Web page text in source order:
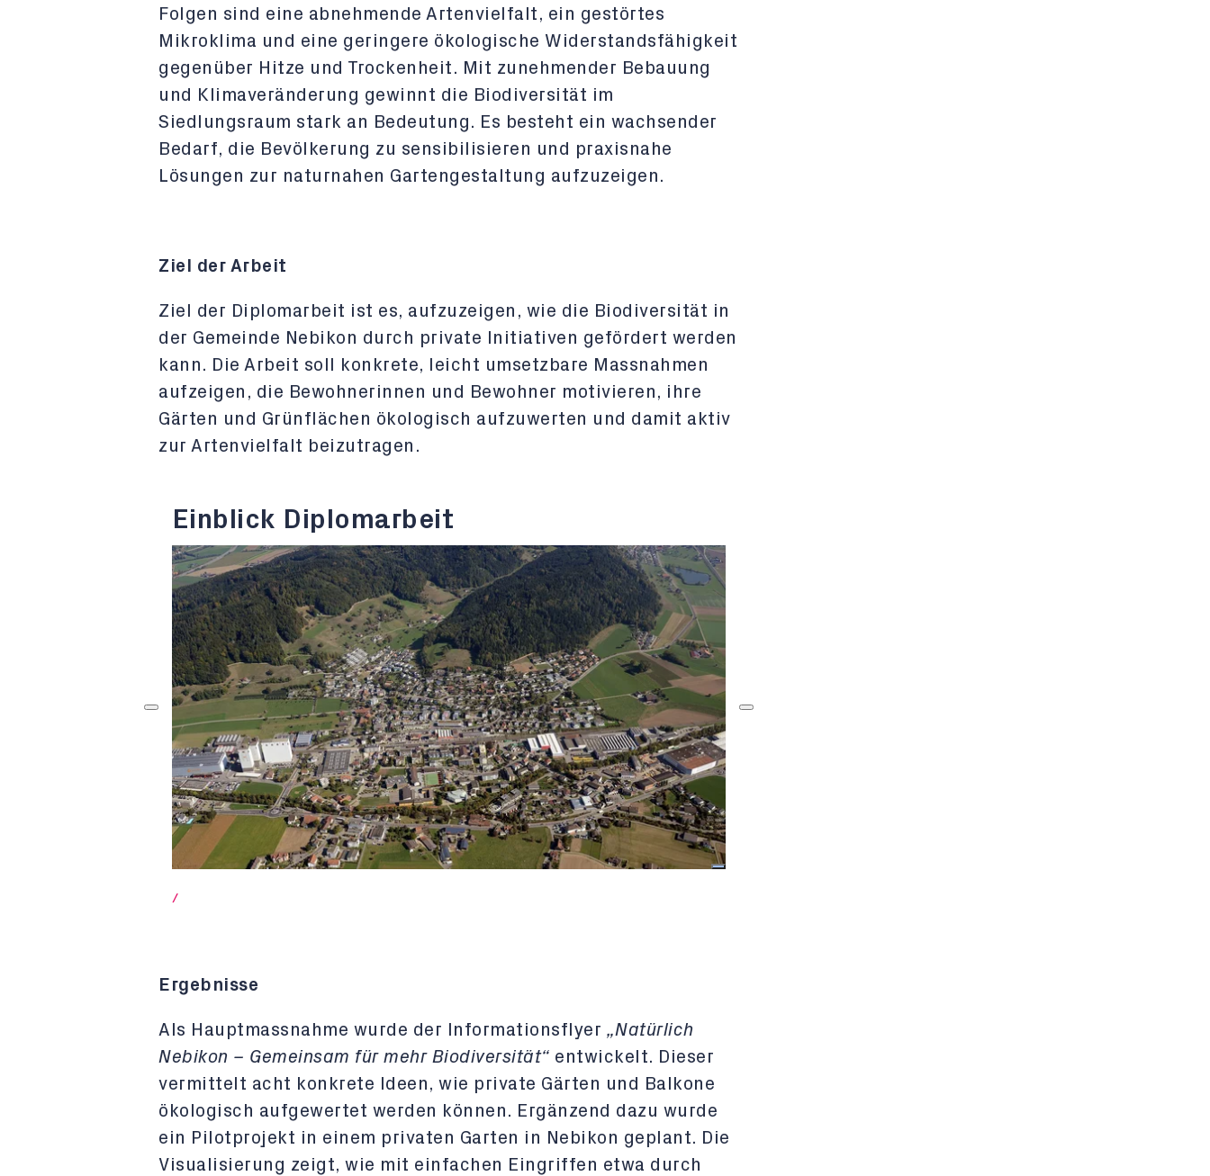
Folgen sind eine abnehmende Artenvielfalt, ein gestörtes
Mikroklima und eine geringere ökologische Widerstandsfähigkeit
gegenüber Hitze und Trockenheit. Mit zunehmender Bebauung
und Klimaveränderung gewinnt die Biodiversität im
Siedlungsraum stark an Bedeutung. Es besteht ein wachsender
Bedarf, die Bevölkerung zu sensibilisieren und praxisnahe
Lösungen zur naturnahen Gartengestaltung aufzuzeigen.
Ziel der Arbeit
Ziel der Diplomarbeit ist es, aufzuzeigen, wie die Biodiversität in
der Gemeinde Nebikon durch private Initiativen gefördert werden
kann. Die Arbeit soll konkrete, leicht umsetzbare Massnahmen
aufzeigen, die Bewohnerinnen und Bewohner motivieren, ihre
Gärten und Grünflächen ökologisch aufzuwerten und damit aktiv
zur Artenvielfalt beizutragen.
Einblick Diplomarbeit
/
Ergebnisse
Als Hauptmassnahme wurde der Informationsflyer „Natürlich
Nebikon – Gemeinsam für mehr Biodiversität“ entwickelt. Dieser
vermittelt acht konkrete Ideen, wie private Gärten und Balkone
ökologisch aufgewertet werden können. Ergänzend dazu wurde
ein Pilotprojekt in einem privaten Garten in Nebikon geplant. Die
Visualisierung zeigt, wie mit einfachen Eingriffen etwa durch